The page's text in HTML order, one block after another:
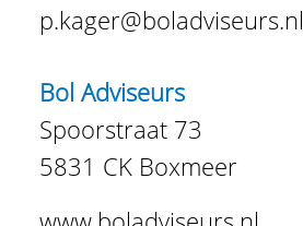
p.kager@boladviseurs.nl
Bol Adviseurs
Spoorstraat 73
5831 CK Boxmeer